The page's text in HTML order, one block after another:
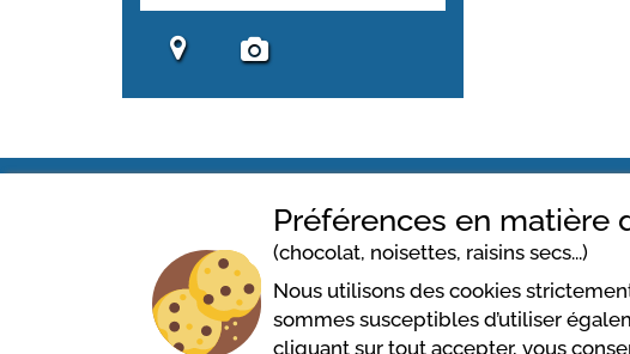
Camping & Village Rais
Gerbi
SS 113 Km 172,900
Préférences en matière
(chocolat, noisettes, raisins secs...)
Nous utilisons des cookies
sommes susceptibles d’utiliser
cliquant sur tout accepter, vous